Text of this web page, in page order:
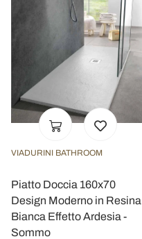
VIADURINI BATHROOM
Piatto Doccia 160x70
Design Moderno in Resina
Bianca Effetto Ardesia -
Sommo